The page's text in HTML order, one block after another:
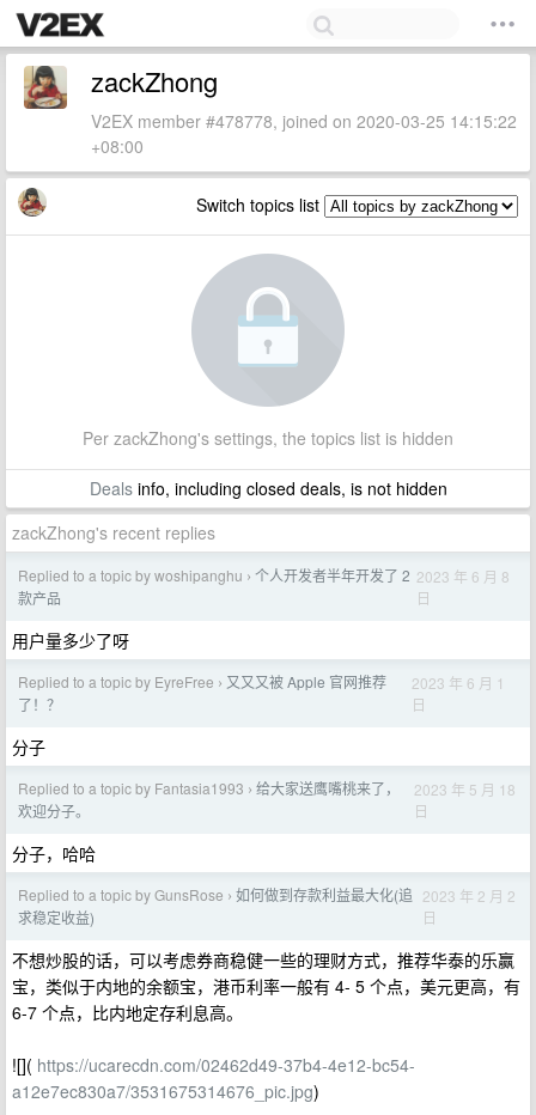
zackZhong
V2EX member #478778, joined on 2020-03-25 14:15:22
+08:00
Switch topics list
Per zackZhong's settings, the topics list is hidden
Dealsinfo, including closed deals, is not hidden
zackZhong's recent replies
Replied to a topic by woshipanghu › 个人开发者半年开发了 2
款产品
2023 年 6 月 8
日
用户量多少了呀
Replied to a topic by EyreFree › 又又又被 Apple 官网推荐
了！？
2023 年 6 月 1
日
分子
Replied to a topic by Fantasia1993 › 给大家送鹰嘴桃来了，
欢迎分子。
2023 年 5 月 18
日
分子，哈哈
Replied to a topic by GunsRose › 如何做到存款利益最大化(追
求稳定收益)
2023 年 2 月 2
日
不想炒股的话，可以考虑券商稳健一些的理财方式，推荐华泰的乐赢
宝，类似于内地的余额宝，港币利率一般有 4- 5 个点，美元更高，有
6-7 个点，比内地定存利息高。
![]( https://ucarecdn.com/02462d49-37b4-4e12-bc54-
a12e7ec830a7/3531675314676_pic.jpg)